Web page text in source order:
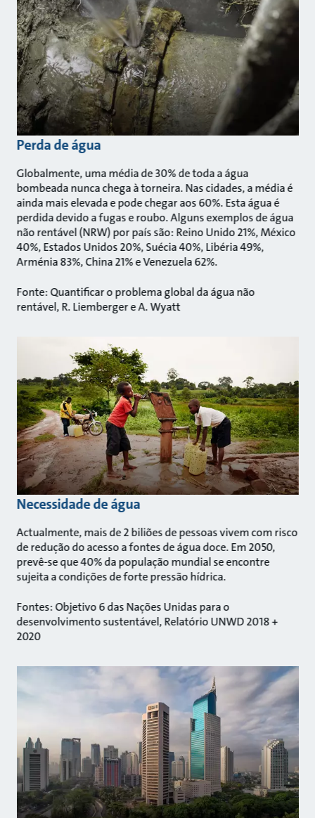
Perda de água
Globalmente, uma média de 30% de toda a água
bombeada nunca chega à torneira. Nas cidades, a média é
ainda mais elevada e pode chegar aos 60%. Esta água é
perdida devido a fugas e roubo. Alguns exemplos de água
não rentável (NRW) por país são: Reino Unido 21%, México
40%, Estados Unidos 20%, Suécia 40%, Libéria 49%,
Arménia 83%, China 21% e Venezuela 62%.
Fonte: Quantificar o problema global da água não
rentável, R. Liemberger e A. Wyatt
Necessidade de água
Actualmente, mais de 2 biliões de pessoas vivem com risco
de redução do acesso a fontes de água doce. Em 2050,
prevê-se que 40% da população mundial se encontre
sujeita a condições de forte pressão hídrica.
Fontes: Objetivo 6 das Nações Unidas para o
desenvolvimento sustentável, Relatório UNWD 2018 +
2020